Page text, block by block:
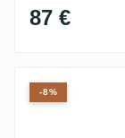
87 €
-8%